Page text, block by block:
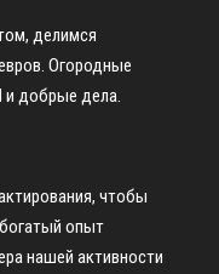
делимся
Огородные
добрые дела.
чтобы
опыт
нашей активности